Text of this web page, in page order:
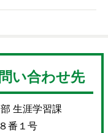
い合わせ先
生涯学習課
番１号